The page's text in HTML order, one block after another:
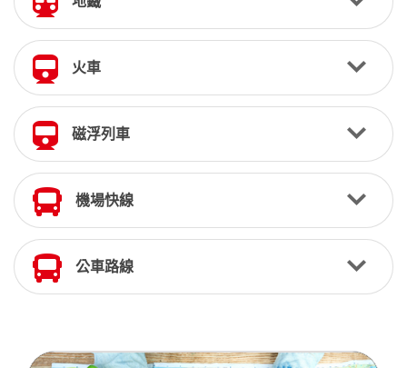
火車
磁浮列車
機場快線
公車路線